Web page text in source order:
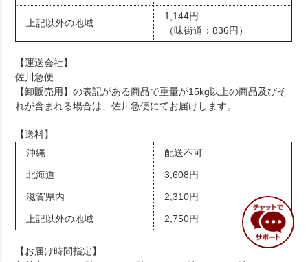
上記以外の地域
1,144円
（味街道：836円）
【運送会社】
佐川急便
【卸販売用】の表記がある商品で重量が15kg以上の商品及びそ
れが含まれる場合は、佐川急便にてお届けします。
【送料】
沖縄
配送不可
北海道
3,608円
滋賀県内
2,310円
上記以外の地域
2,750円
【お届け時間指定】